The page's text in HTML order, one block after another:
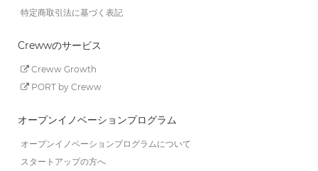
特定商取引法に基づく表記
Crewwのサービス
Creww Growth
PORT by Creww
オープンイノベーションプログラム
オープンイノベーションプログラムについて
スタートアップの方へ